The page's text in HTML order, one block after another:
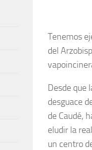
Tenemos
del
Desde que
desguace
de Caudé,
eludir la
un centro